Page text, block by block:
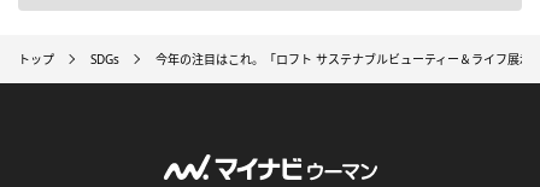
トップ SDGs 今年の注目はこれ。「ロフト サステナブルビューティー＆ライフ展